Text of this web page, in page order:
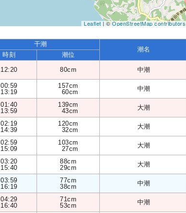
Leaflet| ©OpenStreetMap contributors
干潮
潮名
時刻 潮位
12:20 80cm 中潮
00:59
13:19
157cm
60cm
中潮
01:40
13:59
139cm
43cm
大潮
02:19
14:39
120cm
32cm
大潮
02:59
15:09
103cm
27cm
大潮
03:20
15:40
88cm
29cm
大潮
03:59
16:19
77cm
38cm
中潮
04:29
16:40
71cm
53cm
中潮